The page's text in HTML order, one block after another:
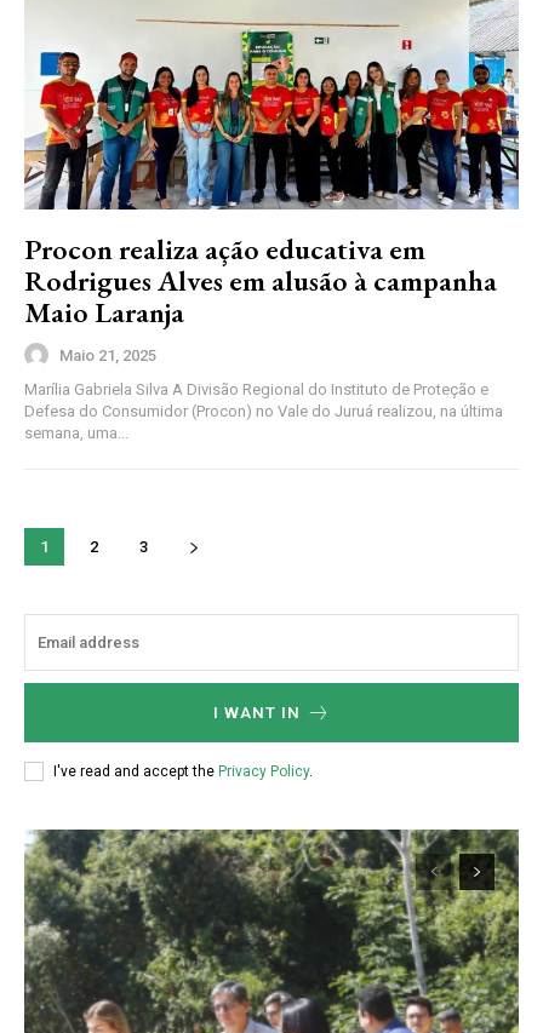
Procon realiza ação educativa em
Rodrigues Alves em alusão à campanha
Maio Laranja
Maio 21, 2025
Marília Gabriela Silva A Divisão Regional do Instituto de Proteção e
Defesa do Consumidor (Procon) no Vale do Juruá realizou, na última
semana, uma...
1 2 3
I WANT IN
I've read and accept the Privacy Policy.